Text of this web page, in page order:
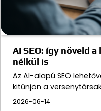
AI SEO: így növeld
nélkül is
Az AI-alapú SEO
kitűnjön a
2026-06-14